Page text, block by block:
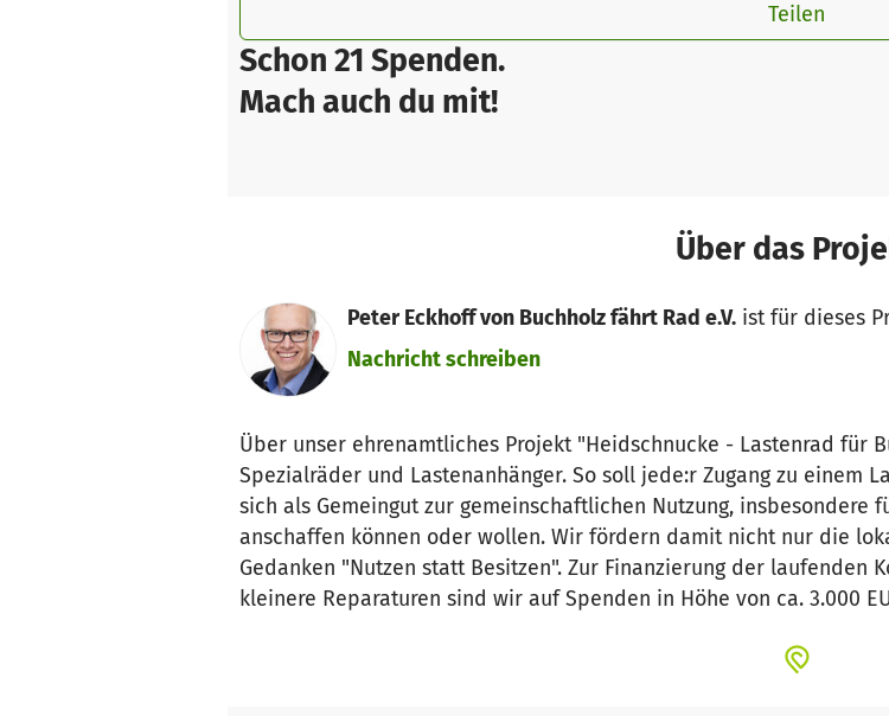
Schon 21 Spenden.
Mach auch du mit!
Teilen
Über das
Peter Eckhoff von Buchholz fährt Rad e.V.ist für dieses
Nachricht schreiben
Über unser ehrenamtliches Projekt "Heidschnucke - Lastenrad für
Spezialräder und Lastenanhänger. So soll jede:r Zugang zu einem
sich als Gemeingut zur gemeinschaftlichen Nutzung, insbesondere
anschaffen können oder wollen. Wir fördern damit nicht nur die
Gedanken "Nutzen statt Besitzen". Zur Finanzierung der laufenden
kleinere Reparaturen sind wir auf Spenden in Höhe von ca. 3.000